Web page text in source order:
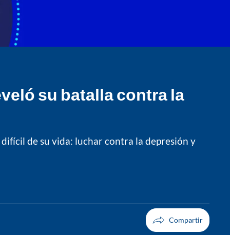
su batalla contra la
de su vida: luchar contra la depresión y